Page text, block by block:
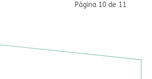
Página 10 de 11